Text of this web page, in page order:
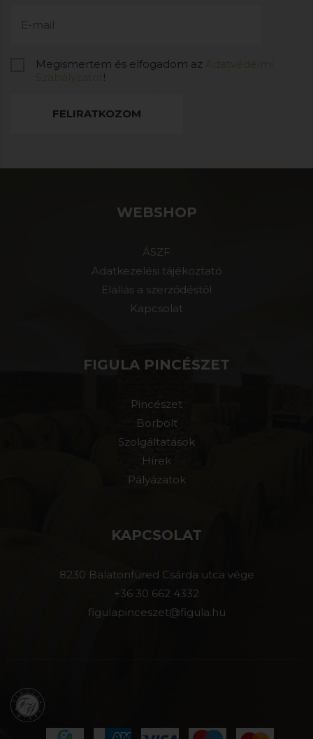
Megismertem és elfogadom az Adatvédelmi
Szabályzatot !
FELIRATKOZOM
WEBSHOP
ÁSZF
Adatkezelési tájékoztató
Elállás a szerződéstől
Kapcsolat
FIGULA PINCÉSZET
Pincészet
Borbolt
Szolgáltatások
Hírek
Pályázatok
KAPCSOLAT
8230 Balatonfüred Csárda utca vége
+36 30 662 4332
figulapinceszet@figula.hu